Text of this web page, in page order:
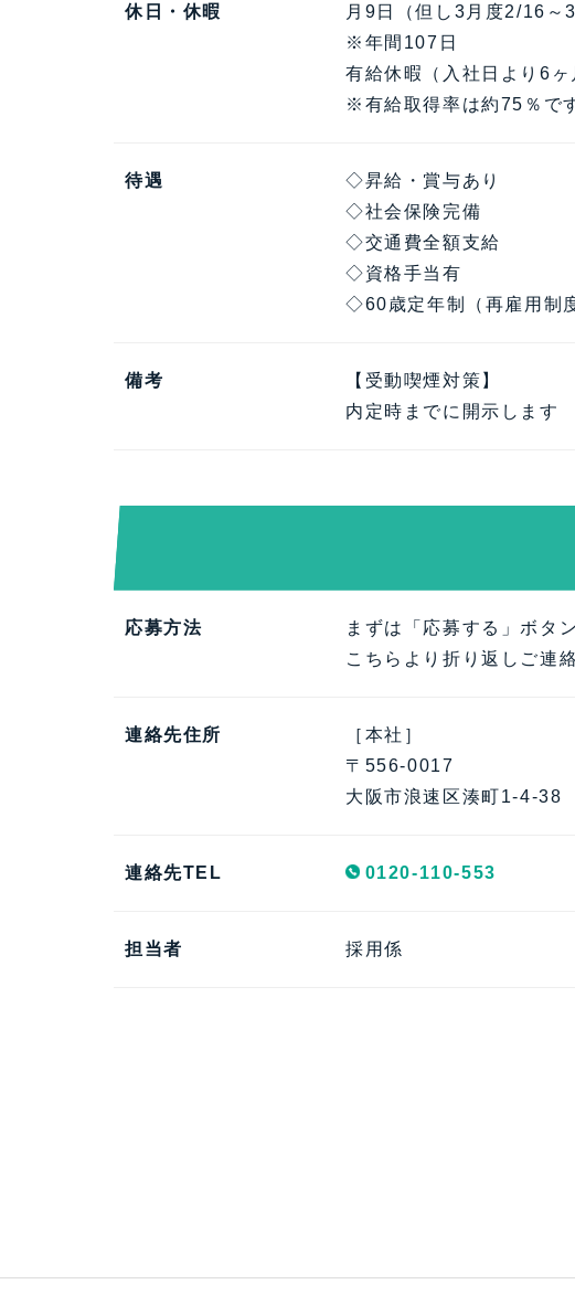
休日・休暇
月9日（但し3月度2/16～
※年間107日
有給休暇（入社日より6ヶ
※有給取得率は約75％で
待遇
◇昇給・賞与あり
◇社会保険完備
◇交通費全額支給
◇資格手当有
◇60歳定年制（再雇用制
備考
【受動喫煙対策】
内定時までに開示します
応募方法
まずは「応募する」ボタ
こちらより折り返しご連
連絡先住所
［本社］
〒556-0017
大阪市浪速区湊町1-4-
連絡先TEL 0120-110-553
担当者 採用係